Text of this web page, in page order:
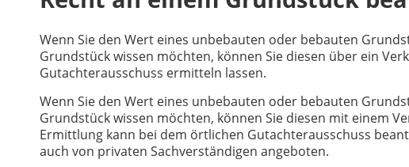
Wenn Sie den Wert eines unbebauten oder bebauten
Grundstück wissen möchten, können Sie diesen über ein
Gutachterausschuss ermitteln lassen.
Wenn Sie den Wert eines unbebauten oder bebauten
Grundstück wissen möchten, können Sie diesen mit einem
Ermittlung kann bei dem örtlichen Gutachterausschuss
auch von privaten Sachverständigen angeboten.